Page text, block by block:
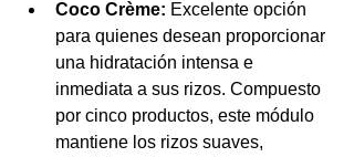
Coco Crème: Excelente opción
para quienes desean proporcionar
una hidratación intensa e
inmediata a sus rizos. Compuesto
por cinco productos, este módulo
mantiene los rizos suaves,